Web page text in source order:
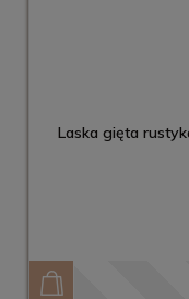
Laska gięta